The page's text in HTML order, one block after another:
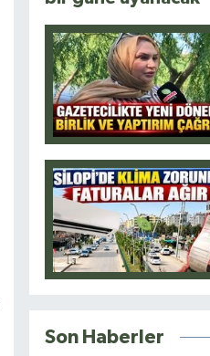
Son Haberler